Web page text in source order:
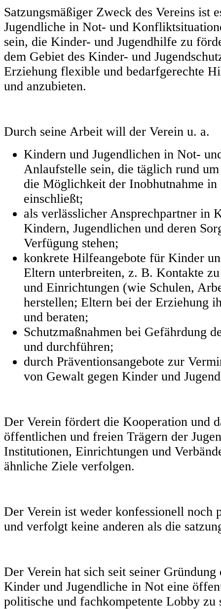
Satzungsmäßiger Zweck des Vereins ist
Jugendliche in Not- und
sein, die Kinder- und Jugendhilfe zu
dem Gebiet des Kinder- und
Erziehung flexible und bedarfgerechte
und anzubieten.
Durch seine Arbeit will der Verein u. a.
Kindern und Jugendlichen in Not-
Anlaufstelle sein, die täglich rund
die Möglichkeit der Inobhutnahme
einschließt;
als verlässlicher Ansprechpartner in
Kindern, Jugendlichen und deren
Verfügung stehen;
konkrete Hilfeangebote für Kinder
Eltern unterbreiten, z. B. Kontakte
und Einrichtungen (wie Schulen,
herstellen; Eltern bei der Erziehung
und beraten;
Schutzmaßnahmen bei Gefährdung
und durchführen;
durch Präventionsangebote zur
von Gewalt gegen Kinder und
Der Verein fördert die Kooperation und
öffentlichen und freien Trägern der
Institutionen, Einrichtungen und
ähnliche Ziele verfolgen.
Der Verein ist weder konfessionell noch
und verfolgt keine anderen als die
Der Verein hat sich seit seiner
Kinder und Jugendliche in Not eine
politische und fachkompetente Lobby zu